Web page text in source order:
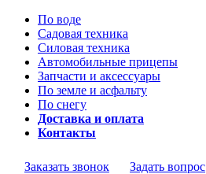
По воде
Садовая техника
Силовая техника
Автомобильные прицепы
Запчасти и аксессуары
По земле и асфальту
По снегу
Доставка и оплата
Контакты
Заказать звонок Задать вопрос